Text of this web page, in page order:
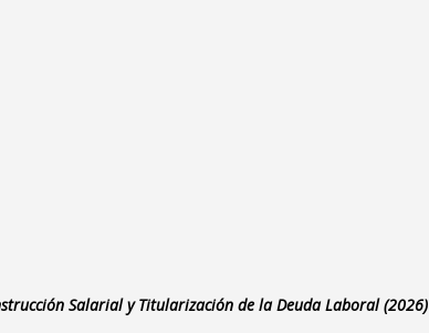
Salarial y Titularización de la Deuda Laboral (2026)